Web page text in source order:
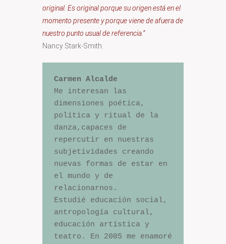
original. Es original porque su origen está en el
momento presente y porque viene de afuera de
nuestro punto usual de referencia.”
Nancy Stark-Smith.
Carmen Alcalde
Me interesan las
dimensiones poética,
política y ritual de la
danza,capaces de
repercutir en nuestras
subjetividades creando
nuevas formas de estar en
el mundo y de
relacionarnos.
Estudié educación social,
antropología cultural,
educación artística y
teatro. En 2005 me enamoré